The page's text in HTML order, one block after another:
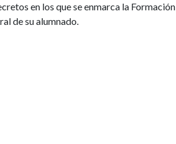
en los que se enmarca la Formación
de su alumnado.